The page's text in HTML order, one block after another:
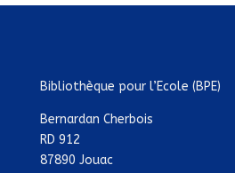
Bibliothèque pour l’Ecole (BPE)
Bernardan Cherbois
RD 912
87890 Jouac